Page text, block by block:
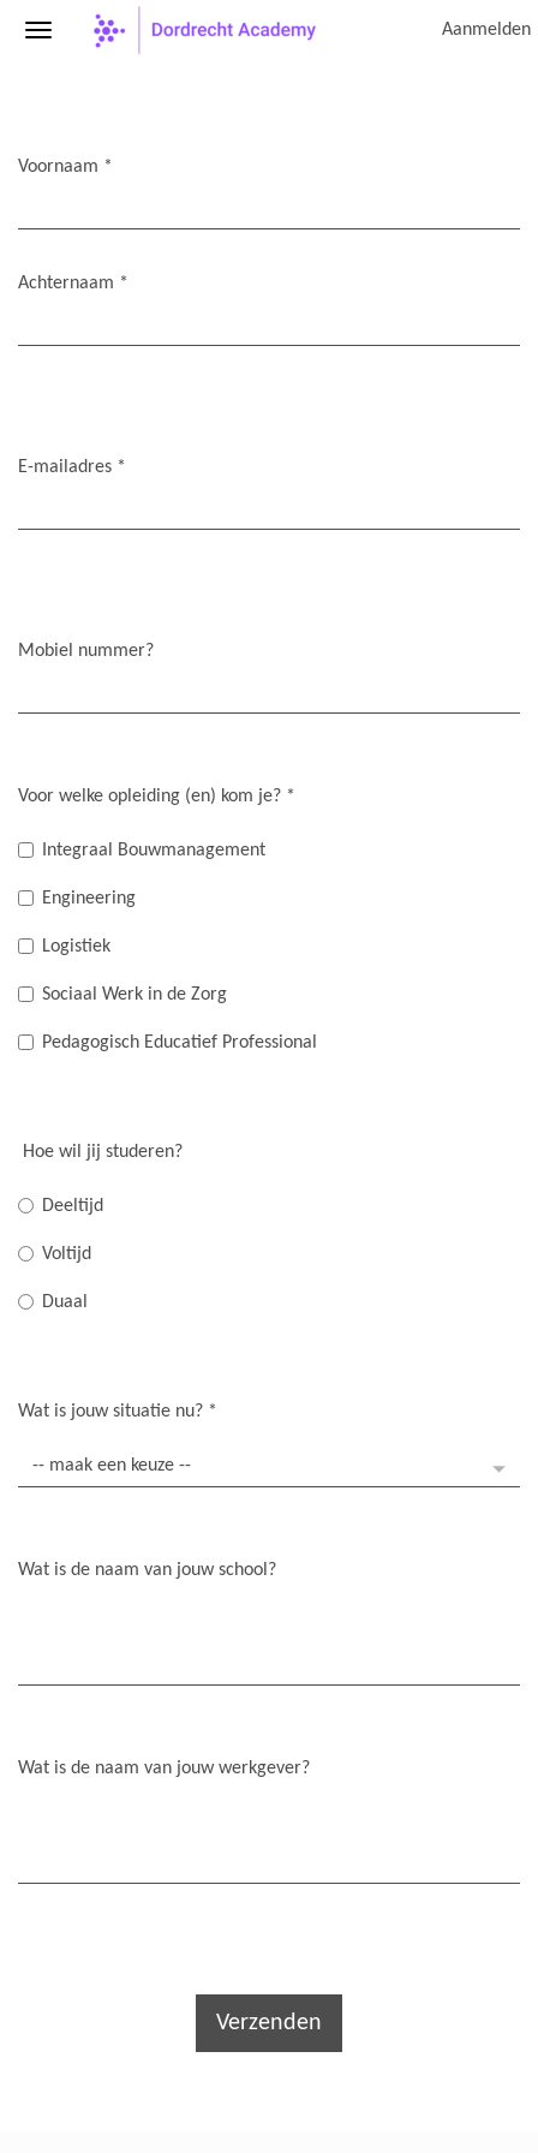
Aanmelden
Voornaam *
Achternaam *
E-mailadres *
Mobiel nummer?
Voor welke opleiding (en) kom je? *
Integraal Bouwmanagement
Engineering
Logistiek
Sociaal Werk in de Zorg
Pedagogisch Educatief Professional
Hoe wil jij studeren?
Deeltijd
Voltijd
Duaal
Wat is jouw situatie nu? *
Wat is de naam van jouw school?
Wat is de naam van jouw werkgever?
Verzenden